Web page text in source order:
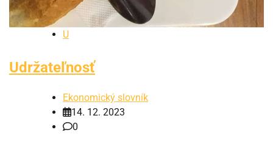
U
Udržateľnosť
Ekonomický slovník
14. 12. 2023
0